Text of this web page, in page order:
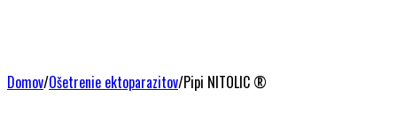
Domov/Ošetrenie ektoparazitov/Pipi NITOLIC ®